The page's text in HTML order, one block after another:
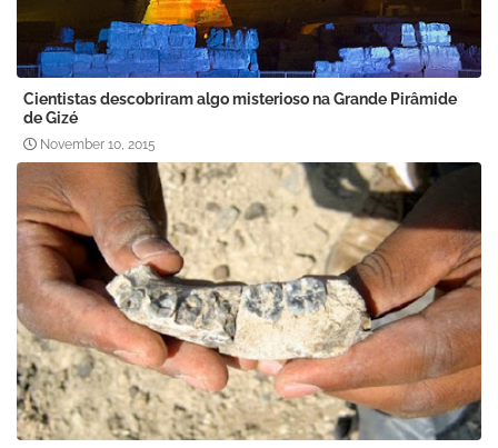
Cientistas descobriram algo misterioso na Grande Pirâmide
de Gizé
November 10, 2015